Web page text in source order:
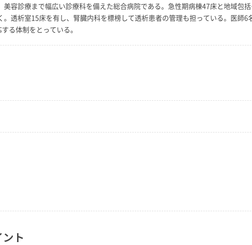
美容診療まで幅広い診療科を備えた総合病院である。急性期病棟47床と地域包
。透析室15床を有し、腎臓内科を標榜して透析患者の管理も担っている。医師
る体制をとっている。
ト